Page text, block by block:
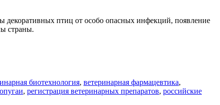
декоративных птиц от особо опасных инфекций, появление
страны.
биотехнология, ветеринарная фармацевтика,
, регистрация ветеринарных препаратов, российские